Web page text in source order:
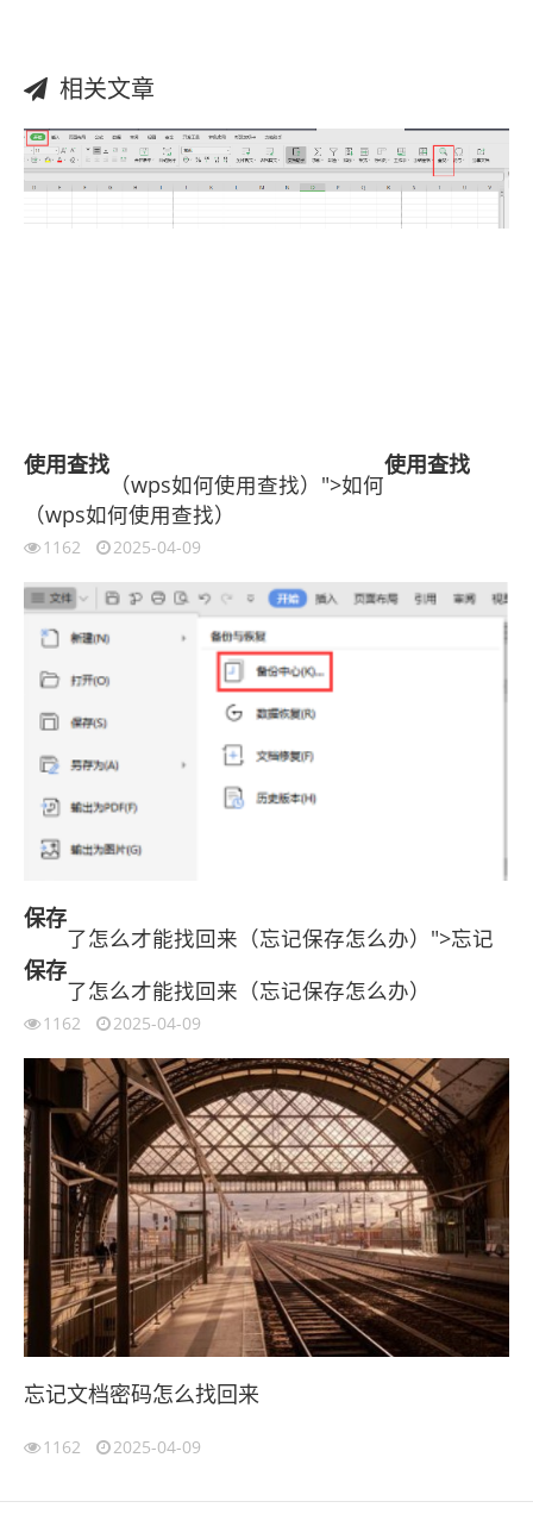
相关文章
使用查找
（wps如何使用查找）">如何
使用查找
（wps如何使用查找）
1162 2025-04-09
保存
了怎么才能找回来（忘记保存怎么办）">忘记
保存
了怎么才能找回来（忘记保存怎么办）
1162 2025-04-09
忘记文档密码怎么找回来
1162 2025-04-09